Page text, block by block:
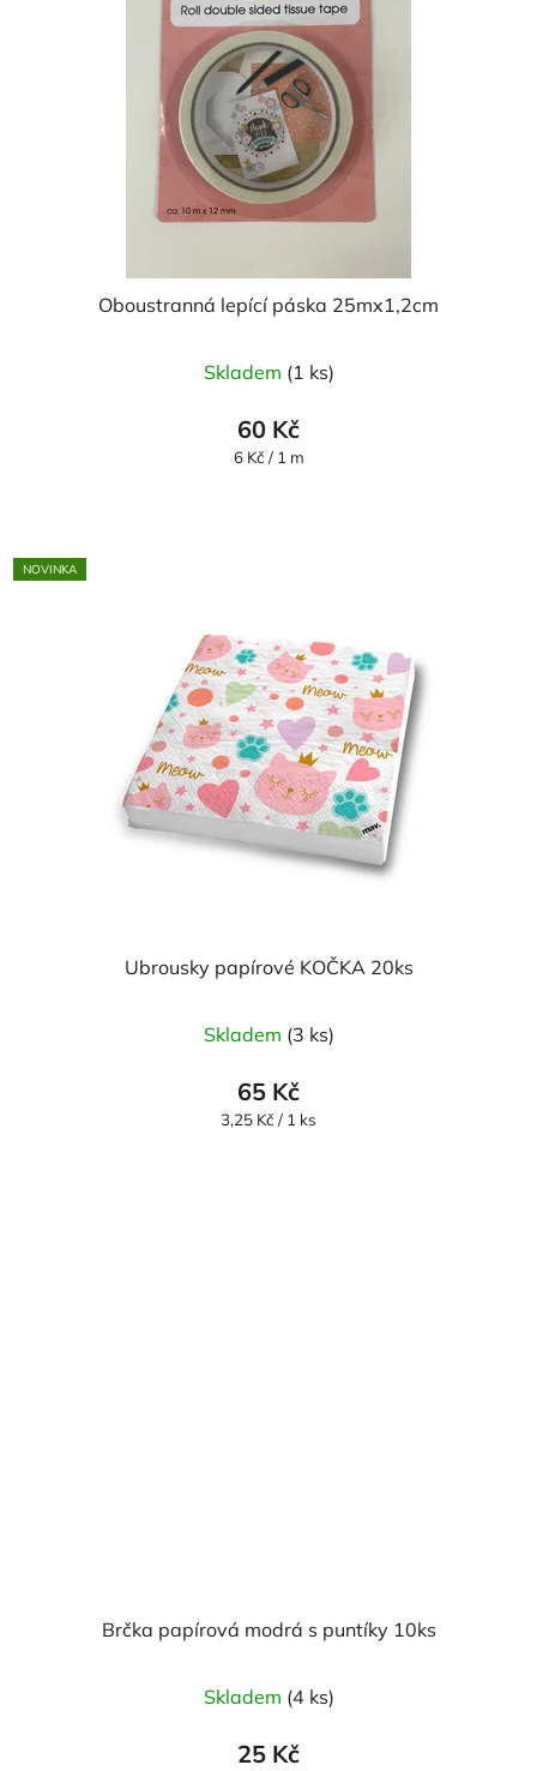
Oboustranná lepící páska 25mx1,2cm
Skladem (1 ks)
60 Kč
Měrná
6 Kč / 1 m
NOVINKA
Ubrousky papírové KOČKA 20ks
Skladem (3 ks)
65 Kč
Měrná
3,25 Kč / 1 ks
Brčka papírová modrá s puntíky 10ks
Skladem (4 ks)
25 Kč